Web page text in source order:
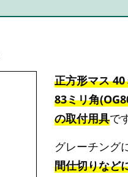
正方形マス
83ミリ角
の取付用具で
グレーチング
間仕切りなど